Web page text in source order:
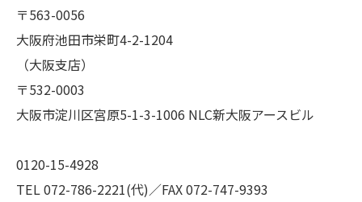
〒563-0056
大阪府池田市栄町4-2-1204
（大阪支店）
〒532-0003
大阪市淀川区宮原5-1-3-1006 NLC新大阪アースビル
0120-15-4928
TEL 072-786-2221(代)／FAX 072-747-9393